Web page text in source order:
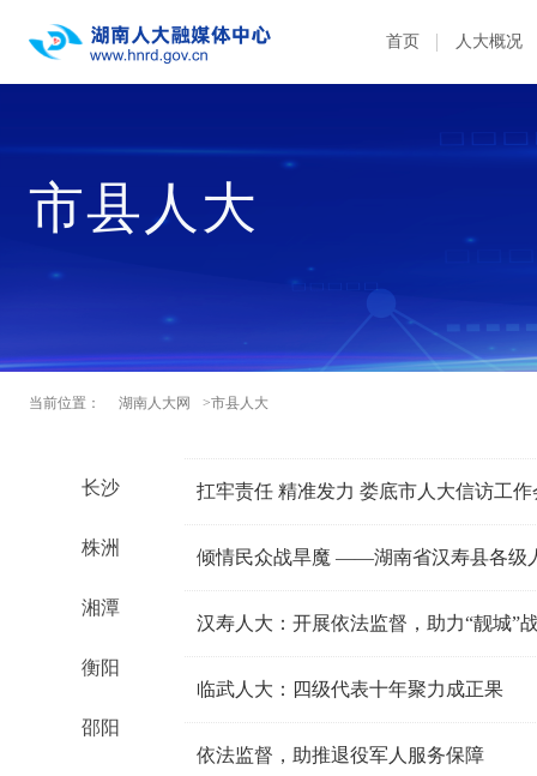
首页 人大概况
市县人大
当前位置： 湖南人大网 >市县人大
长沙
株洲
湘潭
衡阳
邵阳
扛牢责任 精准发力 娄底市人大信访工作
倾情民众战旱魔 ——湖南省汉寿县各级
汉寿人大：开展依法监督，助力“靓城”
临武人大：四级代表十年聚力成正果
依法监督，助推退役军人服务保障